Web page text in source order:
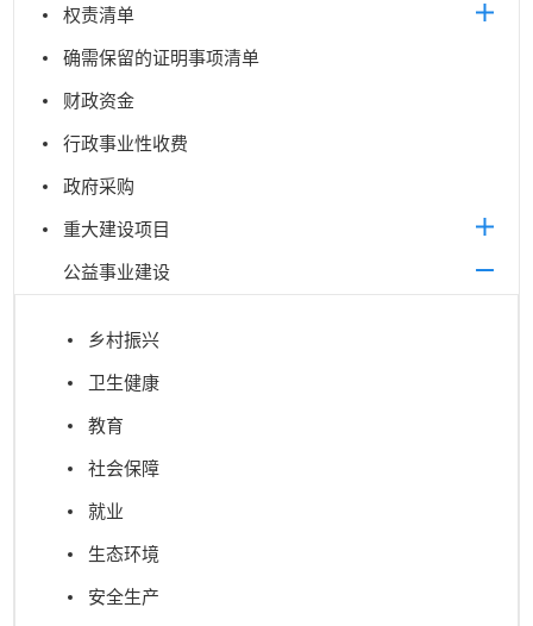
权责清单
确需保留的证明事项清单
财政资金
行政事业性收费
政府采购
重大建设项目
公益事业建设
乡村振兴
卫生健康
教育
社会保障
就业
生态环境
安全生产